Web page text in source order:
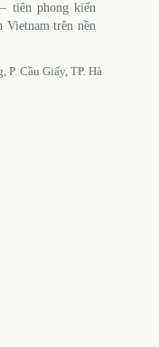
tiên phong kiến
Vietnam trên nền
Cầu Giấy, TP. Hà